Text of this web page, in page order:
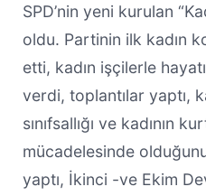
SPD’nin yeni kurulan
oldu. Partinin ilk kadın
etti, kadın işçilerle
verdi, toplantılar yaptı,
sınıfsallığı ve kadının
mücadelesinde
yaptı, İkinci -ve Ekim